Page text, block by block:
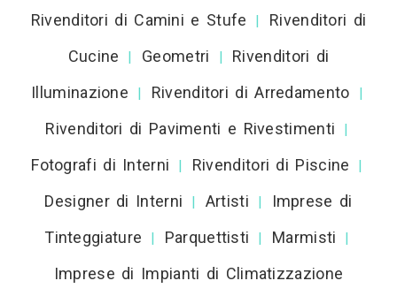
Rivenditori di Camini e Stufe |
Rivenditori di
Cucine
| Geometri |
Rivenditori di
Illuminazione
| Rivenditori di Arredamento |
Rivenditori di Pavimenti e Rivestimenti |
Fotografi di Interni | Rivenditori di Piscine |
Designer di Interni | Artisti |
Imprese di
Tinteggiature
| Parquettisti | Marmisti |
Imprese di Impianti di Climatizzazione